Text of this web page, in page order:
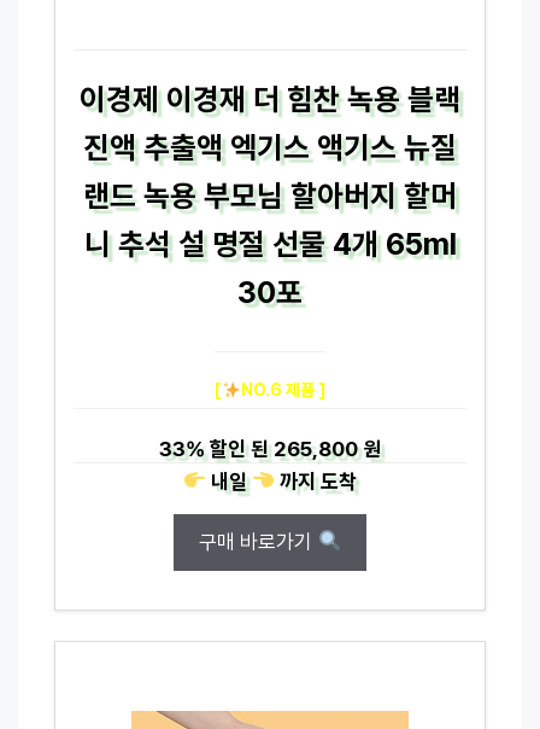
이경제 이경재 더 힘찬 녹용 블랙
진액 추출액 엑기스 액기스 뉴질
랜드 녹용 부모님 할아버지 할머
니 추석 설 명절 선물 4개 65ml
30포
[ NO.6 제품 ]
33%할인 된265,800 원
내일
까지도착
구매 바로가기